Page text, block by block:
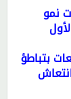
نمو
الأول
بتباطؤ